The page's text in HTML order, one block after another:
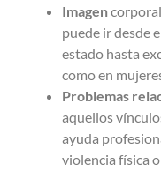
Imagen
puede ir desde
estado hasta
como en
Problemas
aquellos
ayuda
violencia física